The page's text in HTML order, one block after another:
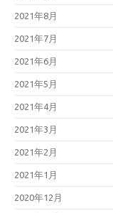
2021年8月
2021年7月
2021年6月
2021年5月
2021年4月
2021年3月
2021年2月
2021年1月
2020年12月